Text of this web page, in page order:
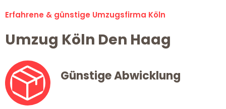
Erfahrene & günstige Umzugsfirma Köln
Umzug Köln Den Haag
Günstige Abwicklung